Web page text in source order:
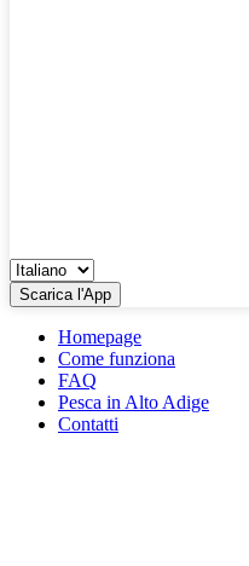
Scarica l'App
Homepage
Come funziona
FAQ
Pesca in Alto Adige
Contatti